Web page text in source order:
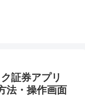
証券アプリ
法・操作画面